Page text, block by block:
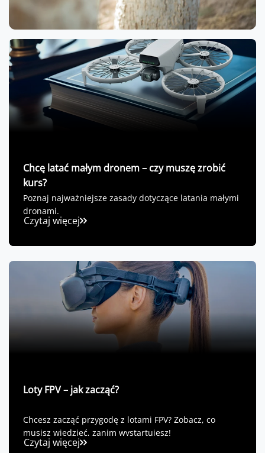
Chcę latać małym dronem – czy muszę zrobić
kurs?
Poznaj najważniejsze zasady dotyczące latania małymi
dronami.
Czytaj więcej
Loty FPV – jak zacząć?
Chcesz zacząć przygodę z lotami FPV? Zobacz, co
musisz wiedzieć, zanim wystartujesz!
Czytaj więcej